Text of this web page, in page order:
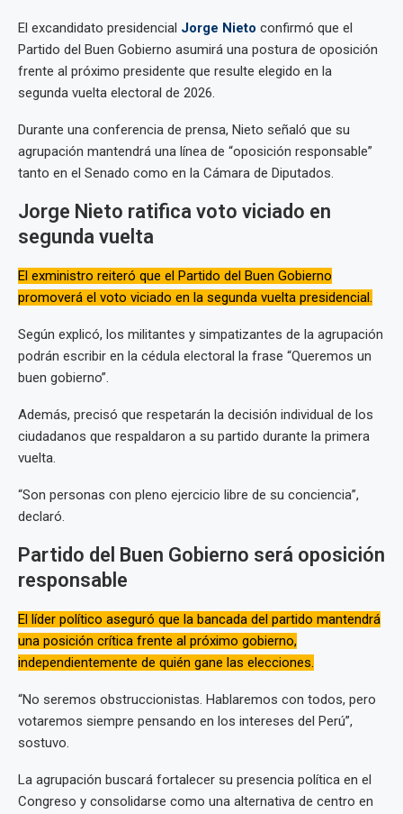
El excandidato presidencial Jorge Nieto confirmó que el
Partido del Buen Gobierno asumirá una postura de oposición
frente al próximo presidente que resulte elegido en la
segunda vuelta electoral de 2026.
Durante una conferencia de prensa, Nieto señaló que su
agrupación mantendrá una línea de “oposición responsable”
tanto en el Senado como en la Cámara de Diputados.
Jorge Nieto ratifica voto viciado en
segunda vuelta
El exministro reiteró que el Partido del Buen Gobierno
promoverá el voto viciado en la segunda vuelta presidencial.
Según explicó, los militantes y simpatizantes de la agrupación
podrán escribir en la cédula electoral la frase “Queremos un
buen gobierno”.
Además, precisó que respetarán la decisión individual de los
ciudadanos que respaldaron a su partido durante la primera
vuelta.
“Son personas con pleno ejercicio libre de su conciencia”,
declaró.
Partido del Buen Gobierno será oposición
responsable
El líder político aseguró que la bancada del partido mantendrá
una posición crítica frente al próximo gobierno,
independientemente de quién gane las elecciones.
“No seremos obstruccionistas. Hablaremos con todos, pero
votaremos siempre pensando en los intereses del Perú”,
sostuvo.
La agrupación buscará fortalecer su presencia política en el
Congreso y consolidarse como una alternativa de centro en